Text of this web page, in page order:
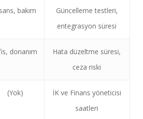
bakım
Güncelleme testleri,
entegrasyon süresi
donanım
Hata düzeltme süresi,
ceza riski
(Yok)
İK ve Finans yöneticisi
saatleri